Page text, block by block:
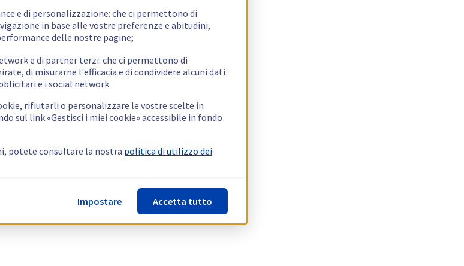
e di personalizzazione: che ci permettono di
in base alle vostre preferenze e abitudini,
delle nostre pagine;
e di partner terzi: che ci permettono di
di misurarne l'efficacia e di condividere alcuni dati
e i social network.
rifiutarli o personalizzare le vostre scelte in
sul link «Gestisci i miei cookie» accessibile in fondo
potete consultare la nostra politica di utilizzo dei
Impostare Accetta tutto